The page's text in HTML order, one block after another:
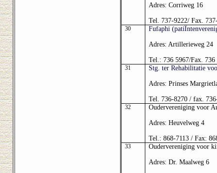
Adres: Corriweg 16
Tel. 737-9222/ Fax.
30 Fufaphi
Adres: Artillerieweg 24
Tel.: 736 5967/Fax. 736
31 Stg. ter Rehabilitatie
Adres: Prinses
Tel. 736-8270 / fax.
32 Oudervereniging voor
Adres: Heuvelweg 4
Tel.: 868-7113 / Fax:
33 Oudervereniging voor
Adres: Dr. Maalweg 6